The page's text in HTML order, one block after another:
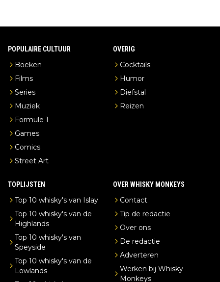
POPULAIRE CULTUUR
Boeken
Films
Series
Muziek
Formule 1
Games
Comics
Street Art
OVERIG
Cocktails
Humor
Diefstal
Reizen
TOPLIJSTEN
Top 10 whisky's van Islay
Top 10 whisky's van de
Highlands
Top 10 whisky's van
Speyside
Top 10 whisky's van de
Lowlands
OVER WHISKY MONKEYS
Contact
Tip de redactie
Over ons
De redactie
Adverteren
Werken bij Whisky
Monkeys